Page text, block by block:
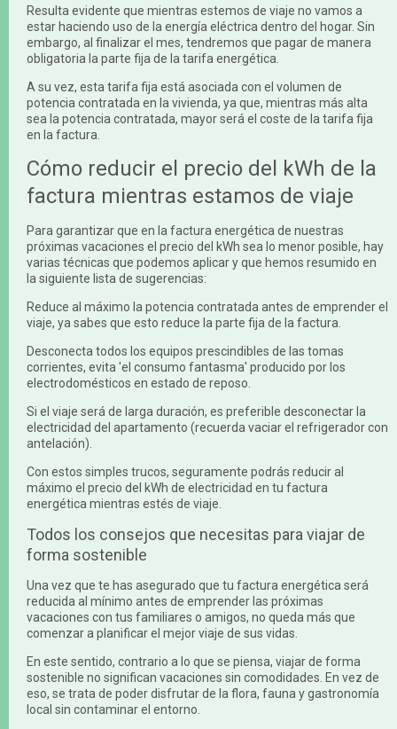
Resulta evidente que mientras estemos de viaje no vamos a
estar haciendo uso de la energía eléctrica dentro del hogar. Sin
embargo, al finalizar el mes, tendremos que pagar de manera
obligatoria la parte fija de la tarifa energética.
A su vez, esta tarifa fija está asociada con el volumen de
potencia contratada en la vivienda, ya que, mientras más alta
sea la potencia contratada, mayor será el coste de la tarifa fija
en la factura.
Cómo reducir el precio del kWh de la
factura mientras estamos de viaje
Para garantizar que en la factura energética de nuestras
próximas vacaciones el precio del kWh sea lo menor posible, hay
varias técnicas que podemos aplicar y que hemos resumido en
la siguiente lista de sugerencias:
Reduce al máximo la potencia contratada antes de emprender el
viaje, ya sabes que esto reduce la parte fija de la factura.
Desconecta todos los equipos prescindibles de las tomas
corrientes, evita 'el consumo fantasma' producido por los
electrodomésticos en estado de reposo.
Si el viaje será de larga duración, es preferible desconectar la
electricidad del apartamento (recuerda vaciar el refrigerador con
antelación).
Con estos simples trucos, seguramente podrás reducir al
máximo el precio del kWh de electricidad en tu factura
energética mientras estés de viaje.
Todos los consejos que necesitas para viajar de
forma sostenible
Una vez que te has asegurado que tu factura energética será
reducida al mínimo antes de emprender las próximas
vacaciones con tus familiares o amigos, no queda más que
comenzar a planificar el mejor viaje de sus vidas.
En este sentido, contrario a lo que se piensa, viajar de forma
sostenible no significan vacaciones sin comodidades. En vez de
eso, se trata de poder disfrutar de la flora, fauna y gastronomía
local sin contaminar el entorno.